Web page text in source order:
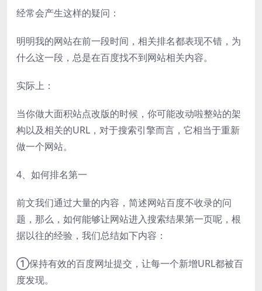
经常会产生这样的疑问：
明明我的网站在前一段时间，相关排名都表现不错，为
什么这一段，总是在百度找不到网站相关内容。
实际上：
当你做大面积站点改版的时候，你可能改动啦整站的架
构以及相关的URL，对于搜索引擎而言，它相当于重新
做一个网站。
4、如何排名第一
前文我们通过大量的内容，简述网站百度不收录的问
题，那么，如何能够让网站进入搜索结果第一页呢，根
据以往的经验，我们总结如下内容：
①保持有效的百度网址提交，让每一个新增URL都被百
度发现。